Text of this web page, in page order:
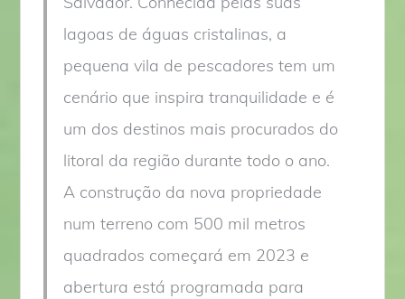
lagoas de águas cristalinas, a
pequena vila de pescadores tem um
cenário que inspira tranquilidade e é
um dos destinos mais procurados do
litoral da região durante todo o ano.
A construção da nova propriedade
num terreno com 500 mil metros
quadrados começará em 2023 e
abertura está programada para